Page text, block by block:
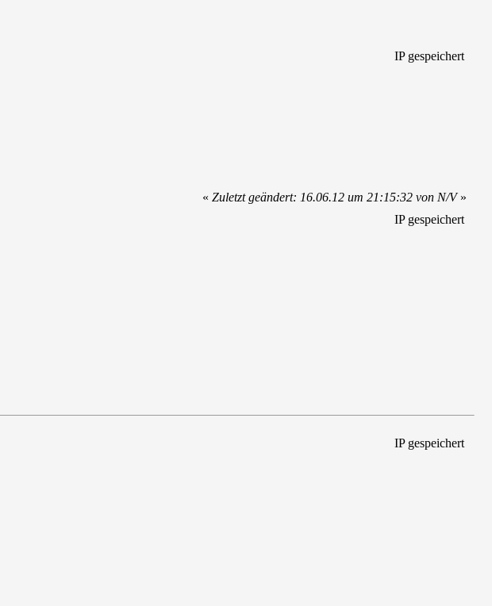
IP gespeichert
«Zuletzt geändert: 16.06.12 um 21:15:32 von N/V»
IP gespeichert
IP gespeichert